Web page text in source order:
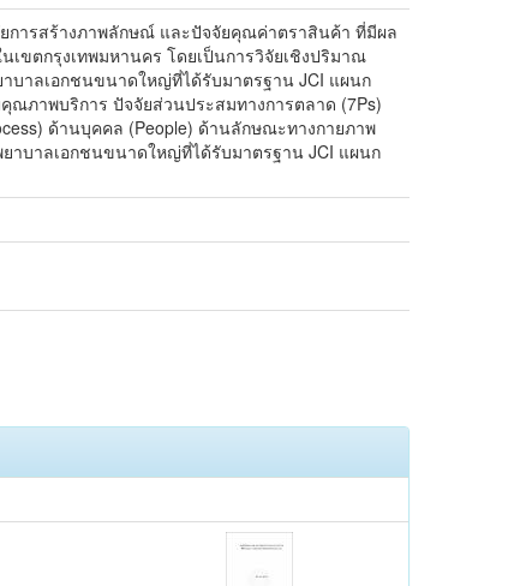
การสร้างภาพลักษณ์ และปัจจัยคุณค่าตราสินค้า ที่มีผล
ขตกรุงเทพมหานคร โดยเป็นการวิจัยเชิงปริมาณ
าบาลเอกชนขนาดใหญ่ที่ได้รับมาตรฐาน JCI แผนก
ณภาพบริการ ปัจจัยส่วนประสมทางการตลาด (7Ps)
ด้านบุคคล (People) ด้านลักษณะทางกายภาพ
ยาบาลเอกชนขนาดใหญ่ที่ได้รับมาตรฐาน JCI แผนก